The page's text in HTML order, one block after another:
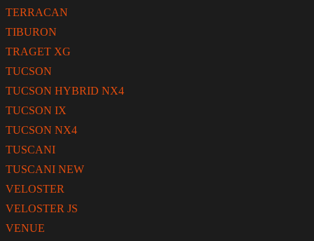
TERRACAN
TIBURON
TRAGET XG
TUCSON
TUCSON HYBRID NX4
TUCSON IX
TUCSON NX4
TUSCANI
TUSCANI NEW
VELOSTER
VELOSTER JS
VENUE